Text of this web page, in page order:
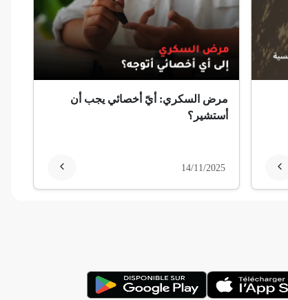
مرض السكري: أيّ أخصائي يجب أن
أستشير؟
14/11/2025